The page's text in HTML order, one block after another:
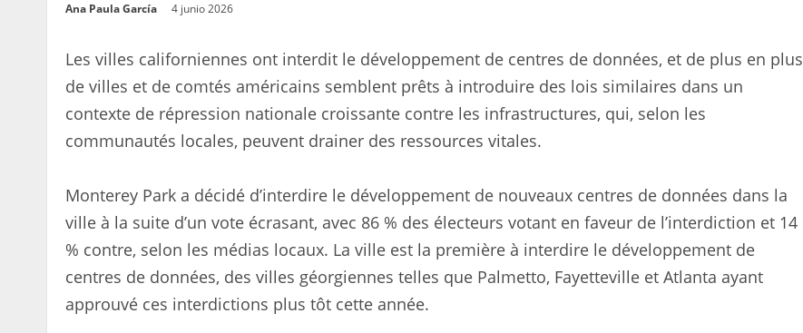
Ana Paula García 4 junio 2026
Les villes californiennes ont interdit le développement de centres de données, et de plus en plus
de villes et de comtés américains semblent prêts à introduire des lois similaires dans un
contexte de répression nationale croissante contre les infrastructures, qui, selon les
communautés locales, peuvent drainer des ressources vitales.
Monterey Park a décidé d’interdire le développement de nouveaux centres de données dans la
ville à la suite d’un vote écrasant, avec 86 % des électeurs votant en faveur de l’interdiction et 14
% contre, selon les médias locaux. La ville est la première à interdire le développement de
centres de données, des villes géorgiennes telles que Palmetto, Fayetteville et Atlanta ayant
approuvé ces interdictions plus tôt cette année.